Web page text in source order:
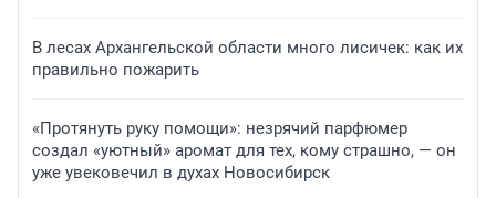
В лесах Архангельской области много лисичек: как их
правильно пожарить
«Протянуть руку помощи»: незрячий парфюмер
создал «уютный» аромат для тех, кому страшно, — он
уже увековечил в духах Новосибирск